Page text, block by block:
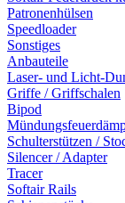
Patronenhülsen
Speedloader
Sonstiges
Anbauteile
Laser- und Licht-
Griffe / Griffschalen
Bipod
Schulterstützen /
Silencer / Adapter
Tracer
Softair Rails